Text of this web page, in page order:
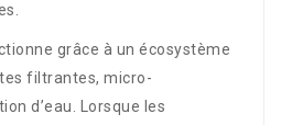
grâce à un écosystème
filtrantes, micro-
d’eau. Lorsque les